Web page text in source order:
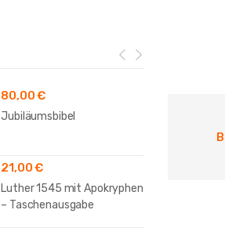
80,00€
Jubiläumsbibel
21,00€
Luther 1545 mit Apokryphen
– Taschenausgabe